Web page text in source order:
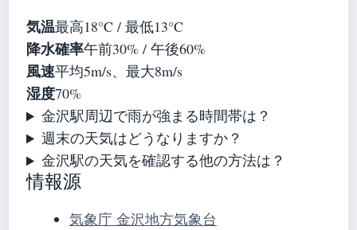
気温最高18°C / 最低13°C
降水確率午前30% / 午後60%
風速平均5m/s、最大8m/s
湿度70%
金沢駅周辺で雨が強まる時間帯は？
週末の天気はどうなりますか？
金沢駅の天気を確認する他の方法は？
情報源
気象庁 金沢地方気象台